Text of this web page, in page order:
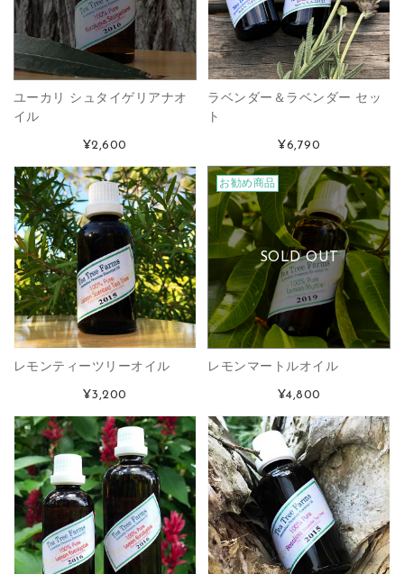
ユーカリ シュタイゲリアナオ
イル
¥2,600
ラベンダー＆ラベンダー セッ
ト
¥6,790
レモンティーツリーオイル
¥3,200
お勧め商品
SOLD OUT
レモンマートルオイル
¥4,800